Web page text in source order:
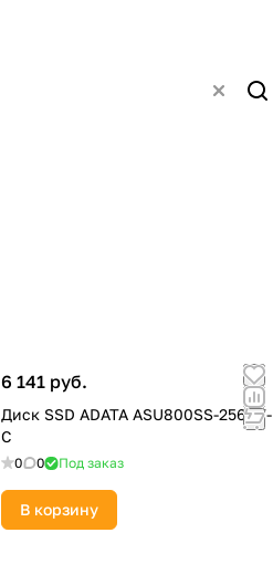
6 141 руб.
Диск SSD ADATA ASU800SS-256GT-
C
0 0 Под заказ
В корзину